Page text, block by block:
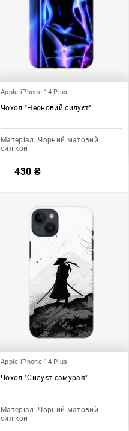
Apple iPhone 14 Plus
Чохол "Неоновий силуєт"
Матеріал: Чорний матовий
силікон
430 ₴
Apple iPhone 14 Plus
Чохол "Силуєт самурая"
Матеріал: Чорний матовий
силікон